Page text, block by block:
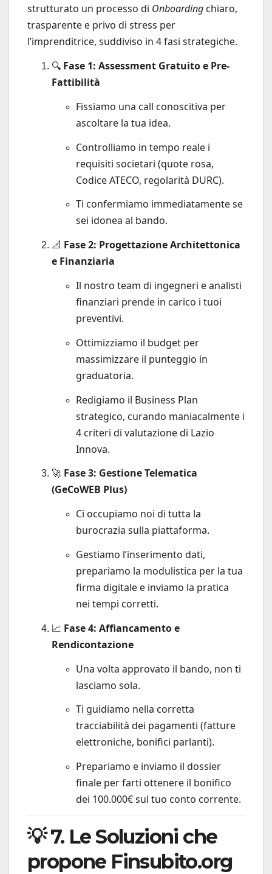
strutturato un processo di Onboarding chiaro,
trasparente e privo di stress per
l’imprenditrice, suddiviso in 4 fasi strategiche.
🔍 Fase 1: Assessment Gratuito e Pre-
Fattibilità
Fissiamo una call conoscitiva per
ascoltare la tua idea.
Controlliamo in tempo reale i
requisiti societari (quote rosa,
Codice ATECO, regolarità DURC).
Ti confermiamo immediatamente se
sei idonea al bando.
📐 Fase 2: Progettazione Architettonica
e Finanziaria
Il nostro team di ingegneri e analisti
finanziari prende in carico i tuoi
preventivi.
Ottimizziamo il budget per
massimizzare il punteggio in
graduatoria.
Redigiamo il Business Plan
strategico, curando maniacalmente i
4 criteri di valutazione di Lazio
Innova.
🚀 Fase 3: Gestione Telematica
(GeCoWEB Plus)
Ci occupiamo noi di tutta la
burocrazia sulla piattaforma.
Gestiamo l’inserimento dati,
prepariamo la modulistica per la tua
firma digitale e inviamo la pratica
nei tempi corretti.
📈 Fase 4: Affiancamento e
Rendicontazione
Una volta approvato il bando, non ti
lasciamo sola.
Ti guidiamo nella corretta
tracciabilità dei pagamenti (fatture
elettroniche, bonifici parlanti).
Prepariamo e inviamo il dossier
finale per farti ottenere il bonifico
dei 100.000€ sul tuo conto corrente.
💡 7. Le Soluzioni che
propone Finsubito.org